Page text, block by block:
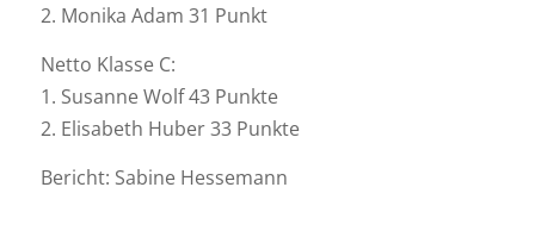
2. Monika Adam 31 Punkt
Netto Klasse C:
1. Susanne Wolf 43 Punkte
2. Elisabeth Huber 33 Punkte
Bericht: Sabine Hessemann